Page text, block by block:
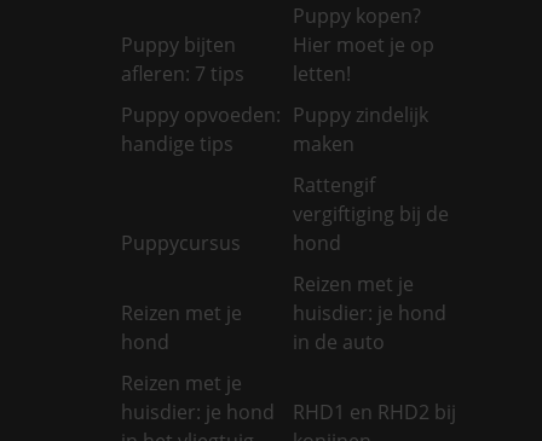
Puppy bijten
afleren: 7 tips
Puppy kopen?
Hier moet je op
letten!
Puppy opvoeden:
handige tips
Puppy zindelijk
maken
Puppycursus
Rattengif
vergiftiging bij de
hond
Reizen met je
hond
Reizen met je
huisdier: je hond
in de auto
Reizen met je
huisdier: je hond
RHD1 en RHD2 bij